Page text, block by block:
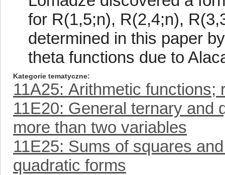
for R(1,5;n), R(2,4;n),
determined in this paper
theta functions due to
Kategorie tematyczne
11A25: Arithmetic
11E20: General ternary and
more than two variables
11E25: Sums of squares
quadratic forms